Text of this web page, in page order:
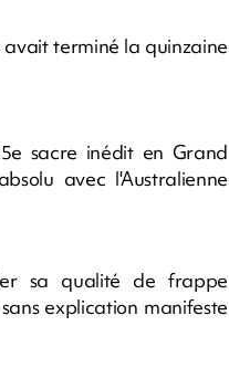
terminé la quinzaine
sacre inédit en Grand
avec l'Australienne
sa qualité de frappe
explication manifeste